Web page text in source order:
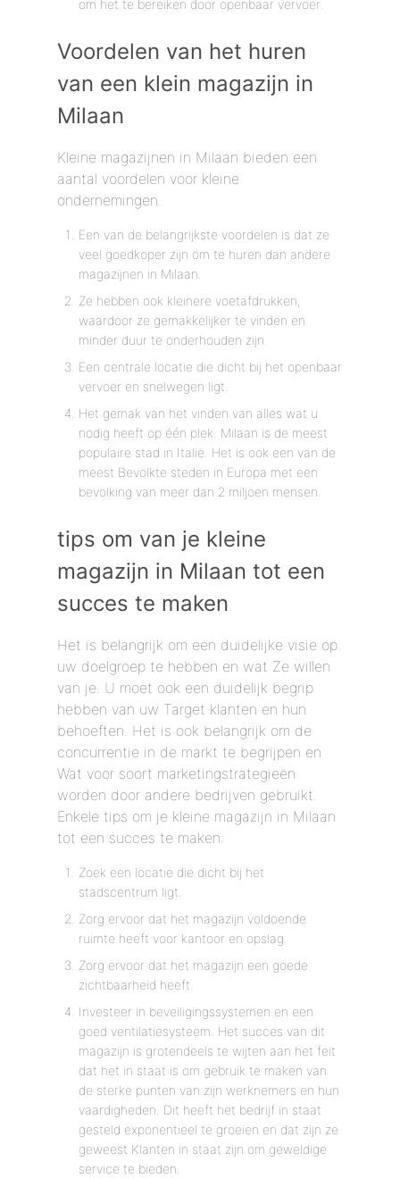
om het te bereiken door openbaar vervoer.
Voordelen van het huren
van een klein magazijn in
Milaan
Kleine magazijnen in Milaan bieden een
aantal voordelen voor kleine
ondernemingen.
Een van de belangrijkste voordelen is dat ze
veel goedkoper zijn om te huren dan andere
magazijnen in Milaan.
Ze hebben ook kleinere voetafdrukken,
waardoor ze gemakkelijker te vinden en
minder duur te onderhouden zijn.
Een centrale locatie die dicht bij het openbaar
vervoer en snelwegen ligt.
Het gemak van het vinden van alles wat u
nodig heeft op één plek. Milaan is de meest
populaire stad in Italië. Het is ook een van de
meest Bevolkte steden in Europa met een
bevolking van meer dan 2 miljoen mensen.
tips om van je kleine
magazijn in Milaan tot een
succes te maken
Het is belangrijk om een ​​duidelijke visie op
uw doelgroep te hebben en wat Ze willen
van je. U moet ook een duidelijk begrip
hebben van uw Target klanten en hun
behoeften. Het is ook belangrijk om de
concurrentie in de markt te begrijpen en
Wat voor soort marketingstrategieën
worden door andere bedrijven gebruikt.
Enkele tips om je kleine magazijn in Milaan
tot een succes te maken:
Zoek een locatie die dicht bij het
stadscentrum ligt.
Zorg ervoor dat het magazijn voldoende
ruimte heeft voor kantoor en opslag.
Zorg ervoor dat het magazijn een goede
zichtbaarheid heeft.
Investeer in beveiligingssystemen en een
goed ventilatiesysteem. Het succes van dit
magazijn is grotendeels te wijten aan het feit
dat het in staat is om gebruik te maken van
de sterke punten van zijn werknemers en hun
vaardigheden. Dit heeft het bedrijf in staat
gesteld exponentieel te groeien en dat zijn ze
geweest Klanten in staat zijn om geweldige
service te bieden.